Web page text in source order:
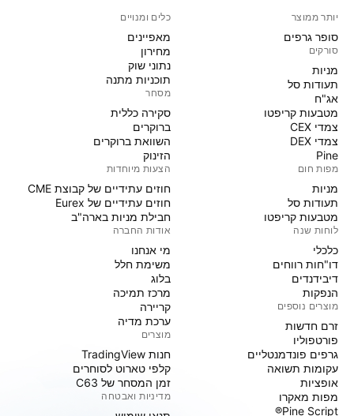
יותר ממוצר
סופר גרפים
סורקים
מניות‏
תעודות סל
אג"ח
מטבעות קריפטו
צמדי CEX
צמדי DEX
Pine
מפות חום
מניות‏
תעודות סל
מטבעות קריפטו
לוחות שנה
כלכלי
דו"חות רווחים
דיבידנדים
הנפקות
מוצרים נוספים
זרם חדשות
פורטפוליו
גרפים פונדמנטליים
עקומות תשואה
אופציות
מפות מאקרו
Pine Script®
כלים ומנויים
מאפיינים
מחירון
נתוני שוק
תוכניות מתנה
מסחר
סקירה כללית
ברוקרים
השוואת ברוקרים
הזינוק
הצעות מיוחדות
חוזים עתידיים של קבוצת CME
חוזים עתידיים של Eurex
חבילת מניות בארה"ב
אודות החברה
מי אנחנו
משימת חלל
בלוג
מרכז תמיכה
קריירה
ערכת מדיה
מוצרים
חנות TradingView
קלפי טארוט לסוחרים
זמן המסחר של C63
מדיניות ואבטחה